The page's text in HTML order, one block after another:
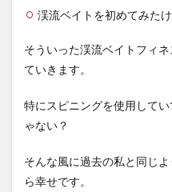
渓流ベイトを初めてみた
そういった渓流ベイトフィ
ていきます。
特にスピニングを使用して
ゃない？
そんな風に過去の私と同じ
ら幸せです。